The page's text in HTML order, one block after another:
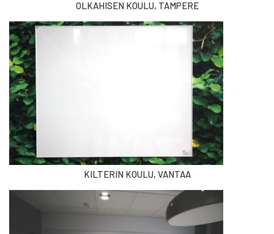
OLKAHISEN KOULU, TAMPERE
KILTERIN KOULU, VANTAA